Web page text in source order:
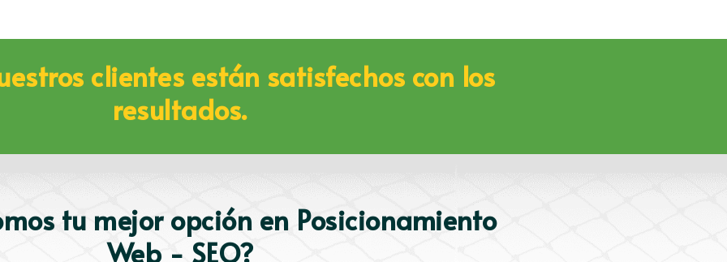
clientes están satisfechos con los
resultados.
tu mejor opción en Posicionamiento
Web - SEO?